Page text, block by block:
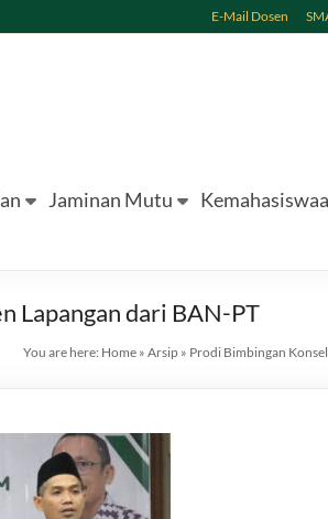
E-Mail Dosen
Jaminan Mutu
Lapangan dari BAN-PT
You are here: Home » Arsip » Prodi Bimbingan